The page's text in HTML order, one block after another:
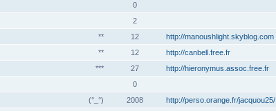
0
2
**
12 http://manoushlight.skyblog.com
**
12 http://canbell.free.fr
***
27 http://hieronymus.assoc.free.fr
0
(°_°)
2008 http://perso.orange.fr/jacquou25/